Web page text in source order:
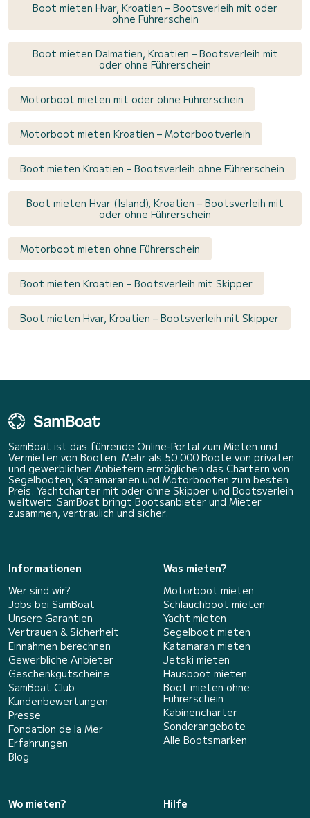
Boot mieten Hvar, Kroatien – Bootsverleih mit oder
ohne Führerschein
Boot mieten Dalmatien, Kroatien – Bootsverleih mit
oder ohne Führerschein
Motorboot mieten mit oder ohne Führerschein
Motorboot mieten Kroatien – Motorbootverleih
Boot mieten Kroatien – Bootsverleih ohne Führerschein
Boot mieten Hvar (Island), Kroatien – Bootsverleih mit
oder ohne Führerschein
Motorboot mieten ohne Führerschein
Boot mieten Kroatien – Bootsverleih mit Skipper
Boot mieten Hvar, Kroatien – Bootsverleih mit Skipper
SamBoat ist das führende Online-Portal zum Mieten und
Vermieten von Booten. Mehr als 50 000 Boote von privaten
und gewerblichen Anbietern ermöglichen das Chartern von
Segelbooten, Katamaranen und Motorbooten zum besten
Preis. Yachtcharter mit oder ohne Skipper und Bootsverleih
weltweit. SamBoat bringt Bootsanbieter und Mieter
zusammen, vertraulich und sicher.
Informationen
Wer sind wir?
Jobs bei SamBoat
Unsere Garantien
Vertrauen & Sicherheit
Einnahmen berechnen
Gewerbliche Anbieter
Geschenkgutscheine
SamBoat Club
Kundenbewertungen
Presse
Fondation de la Mer
Erfahrungen
Blog
Was mieten?
Motorboot mieten
Schlauchboot mieten
Yacht mieten
Segelboot mieten
Katamaran mieten
Jetski mieten
Hausboot mieten
Boot mieten ohne
Führerschein
Kabinencharter
Sonderangebote
Alle Bootsmarken
Wo mieten?
Hilfe